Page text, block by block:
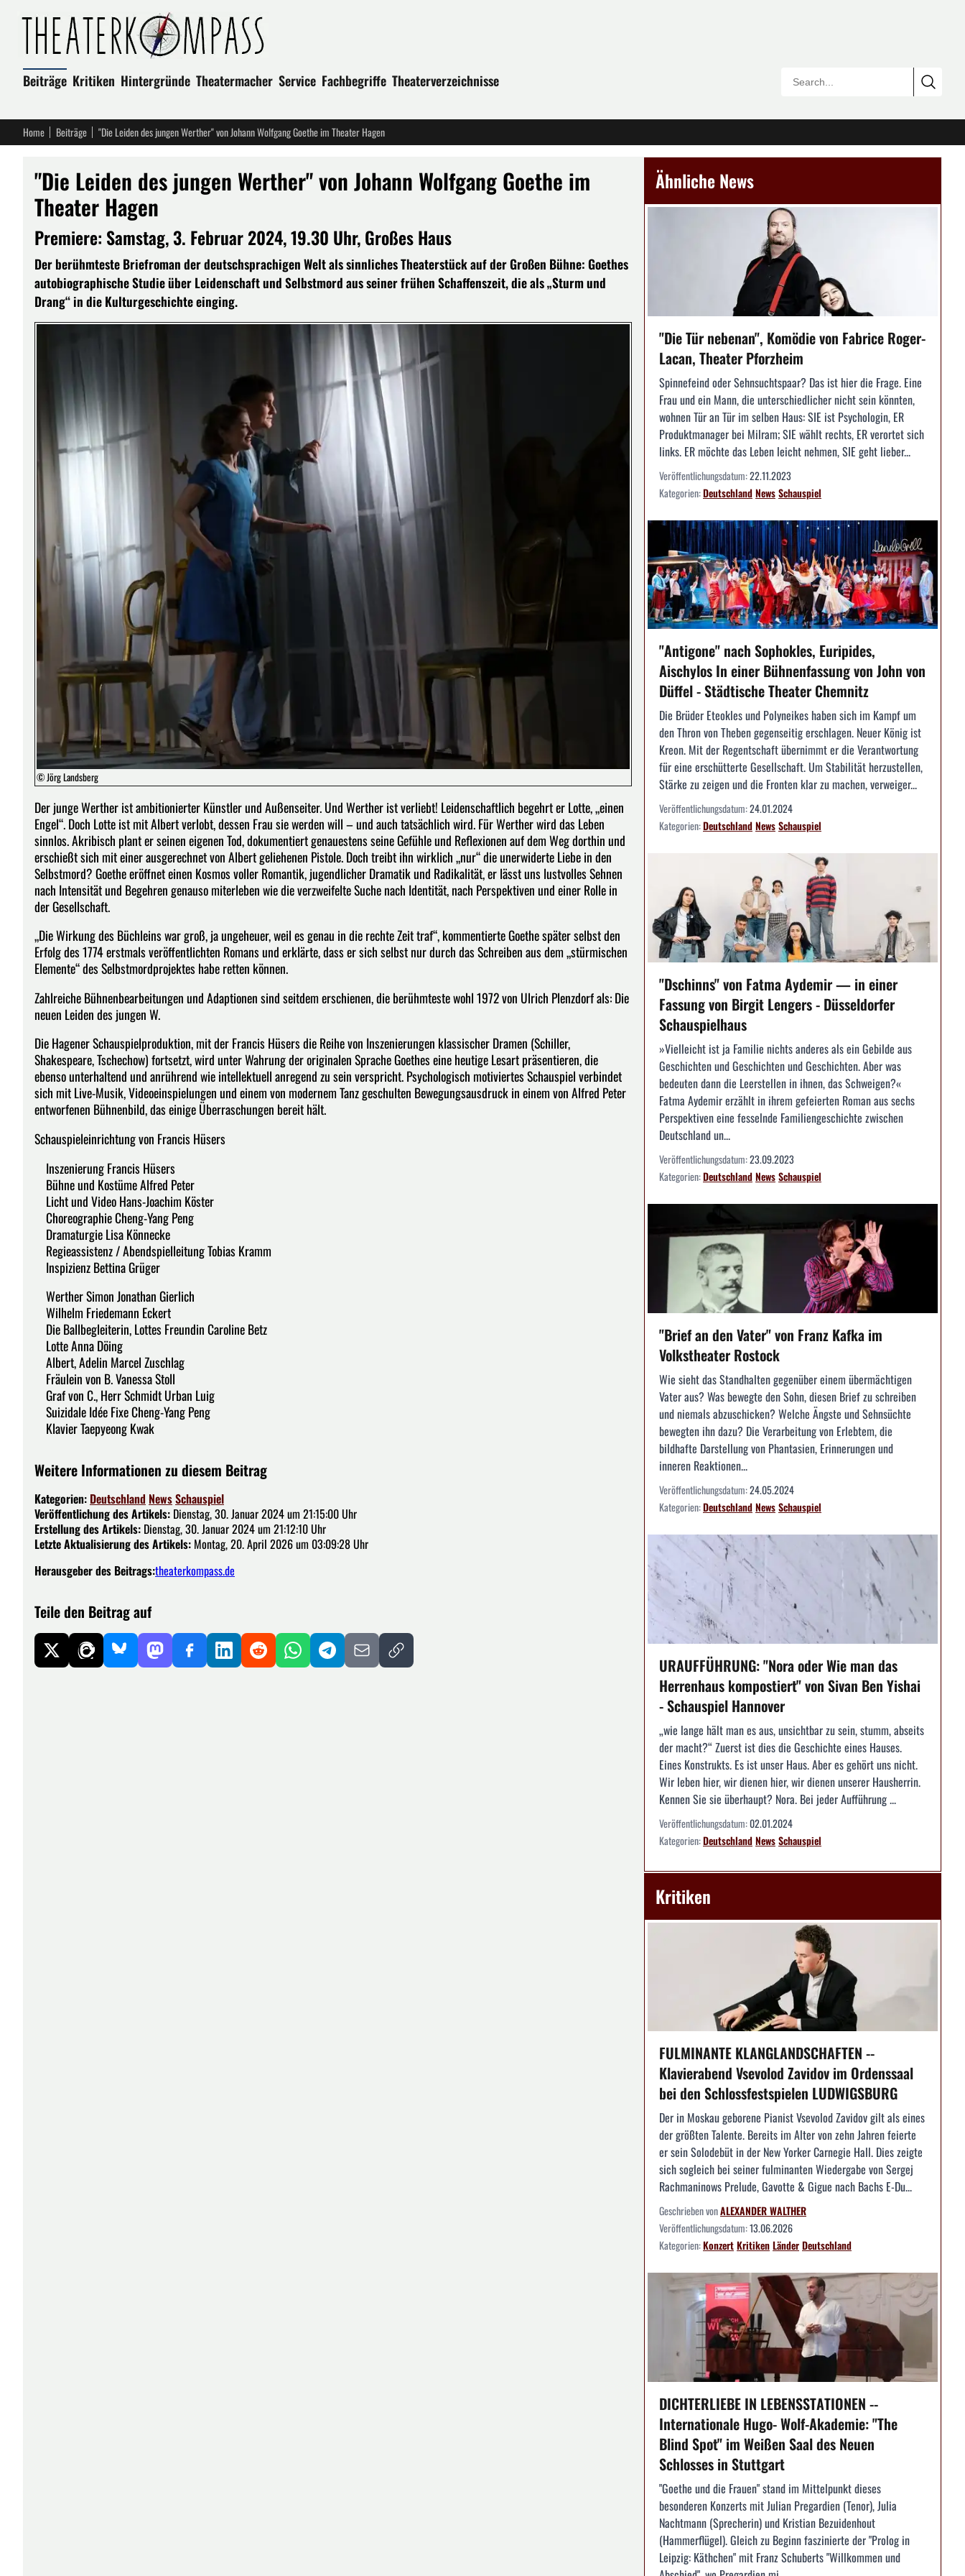
Beiträge Kritiken Hintergründe Theatermacher Service Fachbegriffe Theaterverzeichnisse
Home Beiträge "Die Leiden des jungen Werther" von Johann Wolfgang Goethe im Theater Hagen
"Die Leiden des jungen Werther" von Johann Wolfgang Goethe im
Theater Hagen
Premiere: Samstag, 3. Februar 2024, 19.30 Uhr, Großes Haus
Der berühmteste Briefroman der deutschsprachigen Welt als sinnliches Theaterstück auf der Großen Bühne: Goethes
autobiographische Studie über Leidenschaft und Selbstmord aus seiner frühen Schaffenszeit, die als „Sturm und
Drang“ in die Kulturgeschichte einging.
© Jörg Landsberg
Der junge Werther ist ambitionierter Künstler und Außenseiter. Und Werther ist verliebt! Leidenschaftlich begehrt er Lotte, „einen
Engel“. Doch Lotte ist mit Albert verlobt, dessen Frau sie werden will – und auch tatsächlich wird. Für Werther wird das Leben
sinnlos. Akribisch plant er seinen eigenen Tod, dokumentiert genauestens seine Gefühle und Reflexionen auf dem Weg dorthin und
erschießt sich mit einer ausgerechnet von Albert geliehenen Pistole. Doch treibt ihn wirklich „nur“ die unerwiderte Liebe in den
Selbstmord? Goethe eröffnet einen Kosmos voller Romantik, jugendlicher Dramatik und Radikalität, er lässt uns lustvolles Sehnen
nach Intensität und Begehren genauso miterleben wie die verzweifelte Suche nach Identität, nach Perspektiven und einer Rolle in
der Gesellschaft.
„Die Wirkung des Büchleins war groß, ja ungeheuer, weil es genau in die rechte Zeit traf“, kommentierte Goethe später selbst den
Erfolg des 1774 erstmals veröffentlichten Romans und erklärte, dass er sich selbst nur durch das Schreiben aus dem „stürmischen
Elemente“ des Selbstmordprojektes habe retten können.
Zahlreiche Bühnenbearbeitungen und Adaptionen sind seitdem erschienen, die berühmteste wohl 1972 von Ulrich Plenzdorf als: Die
neuen Leiden des jungen W.
Die Hagener Schauspielproduktion, mit der Francis Hüsers die Reihe von Inszenierungen klassischer Dramen (Schiller,
Shakespeare, Tschechow) fortsetzt, wird unter Wahrung der originalen Sprache Goethes eine heutige Lesart präsentieren, die
ebenso unterhaltend und anrührend wie intellektuell anregend zu sein verspricht. Psychologisch motiviertes Schauspiel verbindet
sich mit Live-Musik, Videoeinspielungen und einem von modernem Tanz geschulten Bewegungsausdruck in einem von Alfred Peter
entworfenen Bühnenbild, das einige Überraschungen bereit hält.
Schauspieleinrichtung von Francis Hüsers
Inszenierung Francis Hüsers
Bühne und Kostüme Alfred Peter
Licht und Video Hans-Joachim Köster
Choreographie Cheng-Yang Peng
Dramaturgie Lisa Könnecke
Regieassistenz / Abendspielleitung Tobias Kramm
Inspizienz Bettina Grüger
Werther Simon Jonathan Gierlich
Wilhelm Friedemann Eckert
Die Ballbegleiterin, Lottes Freundin Caroline Betz
Lotte Anna Döing
Albert, Adelin Marcel Zuschlag
Fräulein von B. Vanessa Stoll
Graf von C., Herr Schmidt Urban Luig
Suizidale Idée Fixe Cheng-Yang Peng
Klavier Taepyeong Kwak
Weitere Informationen zu diesem Beitrag
Kategorien: Deutschland NewsSchauspiel
Veröffentlichung des Artikels: Dienstag, 30. Januar 2024 um 21:15:00 Uhr
Erstellung des Artikels: Dienstag, 30. Januar 2024 um 21:12:10 Uhr
Letzte Aktualisierung des Artikels: Montag, 20. April 2026 um 03:09:28 Uhr
Herausgeber des Beitrags:theaterkompass.de
Teile den Beitrag auf
Ähnliche News
"Die Tür nebenan", Komödie von Fabrice Roger-
Lacan, Theater Pforzheim
Spinnefeind oder Sehnsuchtspaar? Das ist hier die Frage. Eine
Frau und ein Mann, die unterschiedlicher nicht sein könnten,
wohnen Tür an Tür im selben Haus: SIE ist Psychologin, ER
Produktmanager bei Milram; SIE wählt rechts, ER verortet sich
links. ER möchte das Leben leicht nehmen, SIE geht lieber...
Veröffentlichungsdatum:22.11.2023
Kategorien:DeutschlandNewsSchauspiel
"Antigone" nach Sophokles, Euripides,
Aischylos In einer Bühnenfassung von John von
Düffel - Städtische Theater Chemnitz
Die Brüder Eteokles und Polyneikes haben sich im Kampf um
den Thron von Theben gegenseitig erschlagen. Neuer König ist
Kreon. Mit der Regentschaft übernimmt er die Verantwortung
für eine erschütterte Gesellschaft. Um Stabilität herzustellen,
Stärke zu zeigen und die Fronten klar zu machen, verweiger...
Veröffentlichungsdatum:24.01.2024
Kategorien:DeutschlandNewsSchauspiel
"Dschinns" von Fatma Aydemir — in einer
Fassung von Birgit Lengers - Düsseldorfer
Schauspielhaus
»Vielleicht ist ja Familie nichts anderes als ein Gebilde aus
Geschichten und Geschichten und Geschichten. Aber was
bedeuten dann die Leerstellen in ihnen, das Schweigen?«
Fatma Aydemir erzählt in ihrem gefeierten Roman aus sechs
Perspektiven eine fesselnde Familiengeschichte zwischen
Deutschland un...
Veröffentlichungsdatum:23.09.2023
Kategorien:DeutschlandNewsSchauspiel
"Brief an den Vater" von Franz Kafka im
Volkstheater Rostock
Wie sieht das Standhalten gegenüber einem übermächtigen
Vater aus? Was bewegte den Sohn, diesen Brief zu schreiben
und niemals abzuschicken? Welche Ängste und Sehnsüchte
bewegten ihn dazu? Die Verarbeitung von Erlebtem, die
bildhafte Darstellung von Phantasien, Erinnerungen und
inneren Reaktionen...
Veröffentlichungsdatum:24.05.2024
Kategorien:DeutschlandNewsSchauspiel
URAUFFÜHRUNG: "Nora oder Wie man das
Herrenhaus kompostiert" von Sivan Ben Yishai
- Schauspiel Hannover
„wie lange hält man es aus, unsichtbar zu sein, stumm, abseits
der macht?“ Zuerst ist dies die Geschichte eines Hauses.
Eines Konstrukts. Es ist unser Haus. Aber es gehört uns nicht.
Wir leben hier, wir dienen hier, wir dienen unserer Hausherrin.
Kennen Sie sie überhaupt? Nora. Bei jeder Aufführung ...
Veröffentlichungsdatum:02.01.2024
Kategorien:DeutschlandNewsSchauspiel
Kritiken
FULMINANTE KLANGLANDSCHAFTEN --
Klavierabend Vsevolod Zavidov im Ordenssaal
bei den Schlossfestspielen LUDWIGSBURG
Der in Moskau geborene Pianist Vsevolod Zavidov gilt als eines
der größten Talente. Bereits im Alter von zehn Jahren feierte
er sein Solodebüt in der New Yorker Carnegie Hall. Dies zeigte
sich sogleich bei seiner fulminanten Wiedergabe von Sergej
Rachmaninows Prelude, Gavotte & Gigue nach Bachs E-Du...
Geschrieben vonALEXANDER WALTHER
Veröffentlichungsdatum:13.06.2026
Kategorien:KonzertKritikenLänderDeutschland
DICHTERLIEBE IN LEBENSSTATIONEN --
Internationale Hugo- Wolf-Akademie: "The
Blind Spot" im Weißen Saal des Neuen
Schlosses in Stuttgart
"Goethe und die Frauen" stand im Mittelpunkt dieses
besonderen Konzerts mit Julian Pregardien (Tenor), Julia
Nachtmann (Sprecherin) und Kristian Bezuidenhout
(Hammerflügel). Gleich zu Beginn faszinierte der "Prolog in
Leipzig: Käthchen" mit Franz Schuberts "Willkommen und